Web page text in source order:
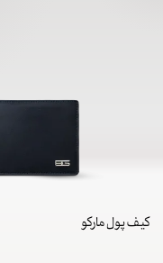
کیف پول مارکو